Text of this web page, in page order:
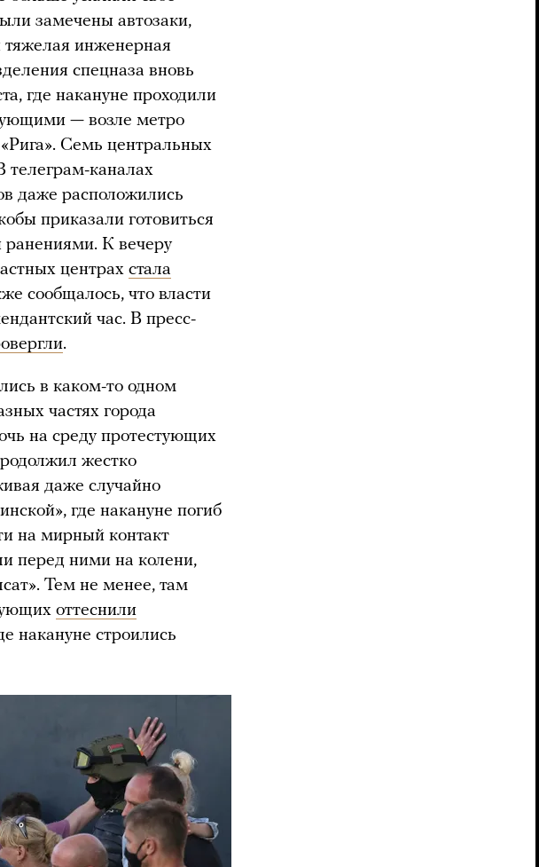
замечены автозаки,
инженерная
спецназа вновь
где накануне проходили
— возле метро
Семь центральных
телеграм-каналах
даже расположились
приказали готовиться
ранениями. К вечеру
центрах стала
сообщалось, что власти
час. В пресс-
.
в каком-то одном
частях города
на среду протестующих
жестко
даже случайно
где накануне погиб
на мирный контакт
перед ними на колени,
Тем не менее, там
оттеснили
накануне строились